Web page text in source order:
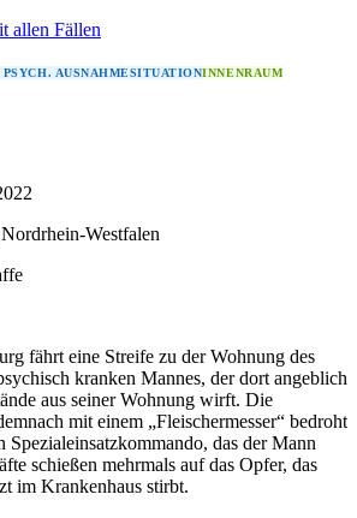
allen Fällen
AUSNAHMESITUATIONINNENRAUM
Nordrhein-Westfalen
fährt eine Streife zu der Wohnung des
kranken Mannes, der dort angeblich
aus seiner Wohnung wirft. Die
mit einem „Fleischermesser“ bedroht
Spezialeinsatzkommando, das der Mann
schießen mehrmals auf das Opfer, das
im Krankenhaus stirbt.